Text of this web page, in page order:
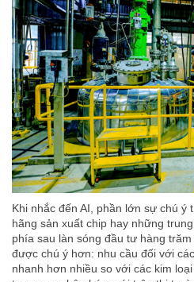
Khi nhắc đến AI, phần lớn sự chú ý
hãng sản xuất chip hay những
phía sau làn sóng đầu tư hàng
được chú ý hơn: nhu cầu đối với
nhanh hơn nhiều so với các kim